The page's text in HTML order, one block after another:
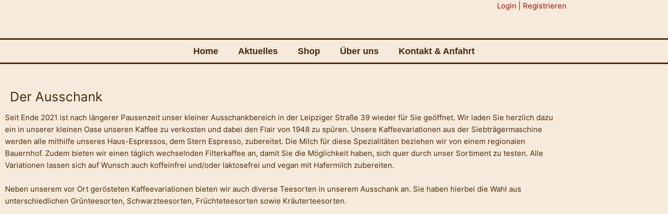
Login | Registrieren
Home Aktuelles Shop Über uns Kontakt & Anfahrt
Der Ausschank
Seit Ende 2021 ist nach längerer Pausenzeit unser kleiner Ausschankbereich in der Leipziger Straße 39 wieder für Sie geöffnet. Wir laden Sie herzlich dazu
ein in unserer kleinen Oase unseren Kaffee zu verkosten und dabei den Flair von 1948 zu spüren. Unsere Kaffeevariationen aus der Siebträgermaschine
werden alle mithilfe unseres Haus-Espressos, dem Stern Espresso, zubereitet. Die Milch für diese Spezialitäten beziehen wir von einem regionalen
Bauernhof. Zudem bieten wir einen täglich wechselnden Filterkaffee an, damit Sie die Möglichkeit haben, sich quer durch unser Sortiment zu testen. Alle
Variationen lassen sich auf Wunsch auch koffeinfrei und/oder laktosefrei und vegan mit Hafermilch zubereiten.
Neben unserem vor Ort gerösteten Kaffeevariationen bieten wir auch diverse Teesorten in unserem Ausschank an. Sie haben hierbei die Wahl aus
unterschiedlichen Grünteesorten, Schwarzteesorten, Früchteteesorten sowie Kräuterteesorten.